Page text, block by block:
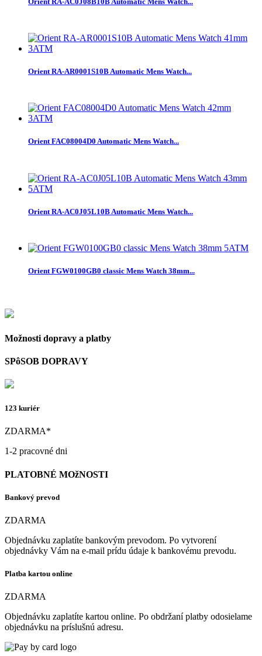
Orient RA-AR0001S10B Automatic Mens Watch...
Orient FAC08004D0 Automatic Mens Watch...
Orient RA-AC0J05L10B Automatic Mens Watch...
Orient FGW0100GB0 classic Mens Watch 38mm...
Možnosti dopravy a platby
SPôSOB DOPRAVY
123 kuriér
ZDARMA*
1-2 pracovné dni
PLATOBNÉ MOžNOSTI
Bankový prevod
ZDARMA
Objednávku zaplatíte bankovým prevodom. Po vytvorení
objednávky Vám na e-mail prídu údaje k bankovému prevodu.
Platba kartou online
ZDARMA
Objednávku zaplatíte kartou online. Po obdržaní platby odosielame
objednávku na príslušnú adresu.